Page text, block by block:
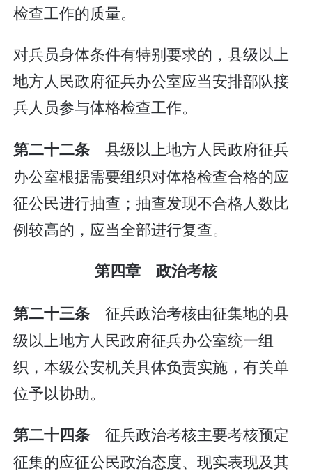
检查工作的质量。
对兵员身体条件有特别要求的，县级以上
地方人民政府征兵办公室应当安排部队接
兵人员参与体格检查工作。
第二十二条 县级以上地方人民政府征兵
办公室根据需要组织对体格检查合格的应
征公民进行抽查；抽查发现不合格人数比
例较高的，应当全部进行复查。
第四章 政治考核
第二十三条 征兵政治考核由征集地的县
级以上地方人民政府征兵办公室统一组
织，本级公安机关具体负责实施，有关单
位予以协助。
第二十四条 征兵政治考核主要考核预定
征集的应征公民政治态度、现实表现及其